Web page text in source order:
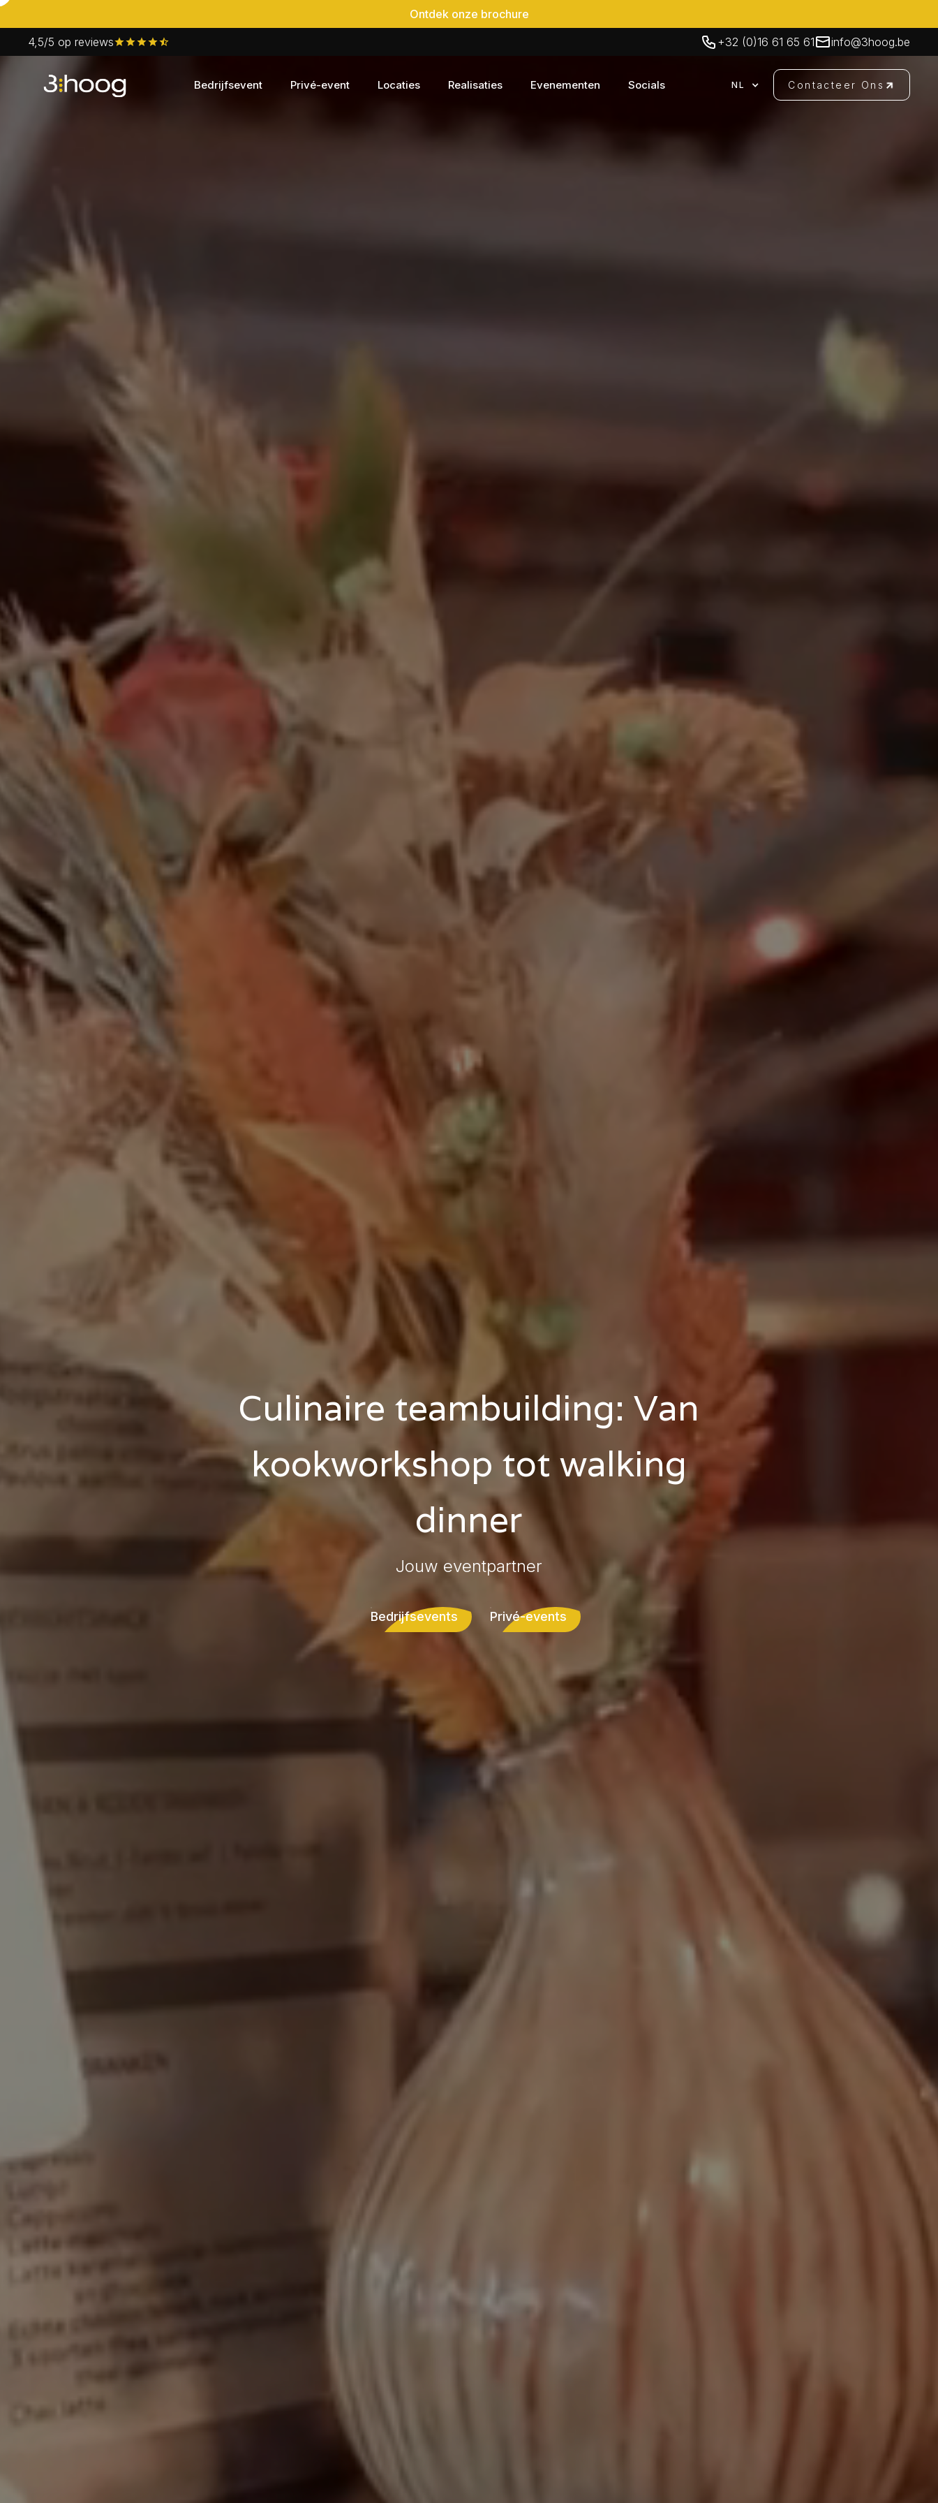
Ontdek onze brochure
4,5/5 op reviews
+32 (0)16 61 65 61 info@3hoog.be
Bedrijfsevent Privé-event Locaties Realisaties Evenementen Socials NL Contacteer Ons
Culinaire teambuilding: Van
kookworkshop tot walking
dinner
Jouw eventpartner
Bedrijfsevents
Bedrijfsevents
Privé-events
Privé-events